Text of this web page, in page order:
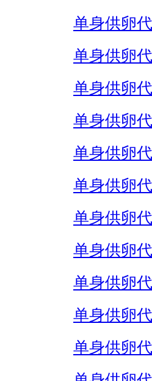
单身供卵
单身供卵
单身供卵
单身供卵
单身供卵
单身供卵
单身供卵
单身供卵
单身供卵
单身供卵
单身供卵